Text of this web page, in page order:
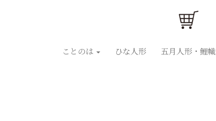
ことのは五月人形
ことのは ひな人形 五月人形・鯉幟